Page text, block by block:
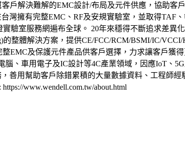
戶解決難解的EMC設計/布局及元件供應，協助
灣擁有完整EMC、RF及安規實驗室，並取得TAF
驗室服務網遍布全球。 20年來穩得不斷追求差異
的整體解決方案，提供CE/FCC/RCM/BSMI/IC/
EMC及保護元件產品供客戶選擇，力求讓客戶獲
、車用電子及IC設計等4C產業領域，因應IoT、
善用幫助客戶除錯累積的大量數據資料、工程師
www.wendell.com.tw/about.html